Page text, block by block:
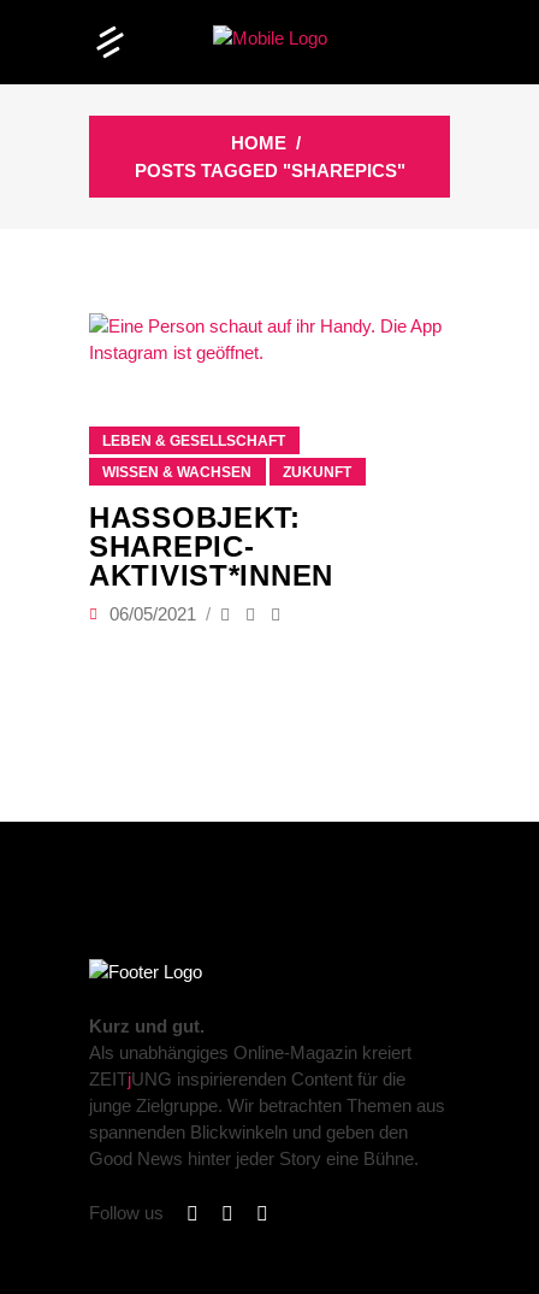
HOME /
POSTS TAGGED "SHAREPICS"
LEBEN & GESELLSCHAFT
WISSEN & WACHSEN
ZUKUNFT
HASSOBJEKT:
SHAREPIC-
AKTIVIST*INNEN
06/05/2021
Kurz und gut.
Als unabhängiges Online-Magazin kreiert
ZEITjUNG inspirierenden Content für die
junge Zielgruppe. Wir betrachten Themen aus
spannenden Blickwinkeln und geben den
Good News hinter jeder Story eine Bühne.
Follow us